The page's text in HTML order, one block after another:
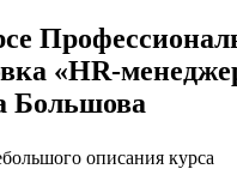
«HR-
Большова
описания курса